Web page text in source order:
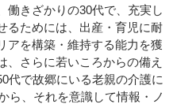
働きざかりの30代で、充実し
るためには、出産・育児に耐
アを構築・維持する能力を獲
、さらに若いころからの備え
代で故郷にいる老親の介護に
ら、それを意識して情報・ノ